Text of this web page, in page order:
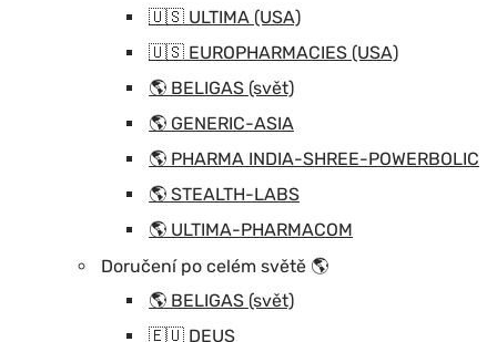
🇺🇸 ULTIMA (USA)
🇺🇸 EUROPHARMACIES (USA)
🌎 BELIGAS (svět)
🌎 GENERIC-ASIA
🌎 PHARMA INDIA-SHREE-POWERBOLIC
🌎 STEALTH-LABS
🌎 ULTIMA-PHARMACOM
Doručení po celém světě 🌎
🌎 BELIGAS (svět)
🇪🇺 DEUS